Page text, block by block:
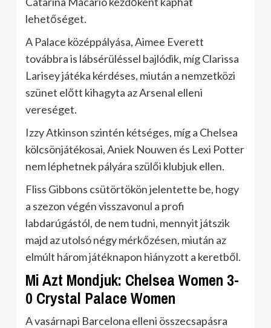
lehetőséget.
A Palace középpályása, Aimee Everett
továbbra is lábsérüléssel bajlódik, míg Clarissa
Larisey játéka kérdéses, miután a nemzetközi
szünet előtt kihagyta az Arsenal elleni
vereséget.
Izzy Atkinson szintén kétséges, míg a Chelsea
kölcsönjátékosai, Aniek Nouwen és Lexi Potter
nem léphetnek pályára szülői klubjuk ellen.
Fliss Gibbons csütörtökön jelentette be, hogy
a szezon végén visszavonul a profi
labdarúgástól, de nem tudni, mennyit játszik
majd az utolsó négy mérkőzésen, miután az
elmúlt három játéknapon hiányzott a keretből.
Mi Azt Mondjuk: Chelsea Women 3-
0 Crystal Palace Women
A vasárnapi Barcelona elleni összecsapásra